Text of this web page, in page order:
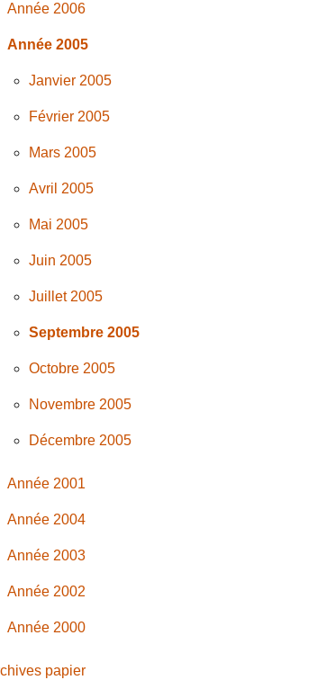
Année 2006
Année 2005
Janvier 2005
Février 2005
Mars 2005
Avril 2005
Mai 2005
Juin 2005
Juillet 2005
Septembre 2005
Octobre 2005
Novembre 2005
Décembre 2005
Année 2001
Année 2004
Année 2003
Année 2002
Année 2000
papier